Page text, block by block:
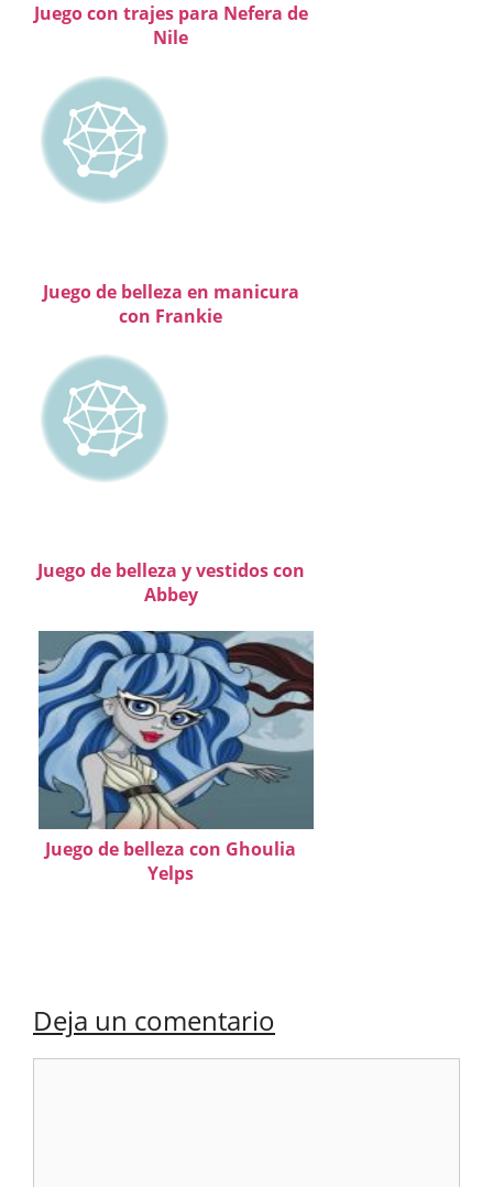
Juego con trajes para Nefera de
Nile
Juego de belleza en manicura
con Frankie
Juego de belleza y vestidos con
Abbey
Juego de belleza con Ghoulia
Yelps
Deja un comentario